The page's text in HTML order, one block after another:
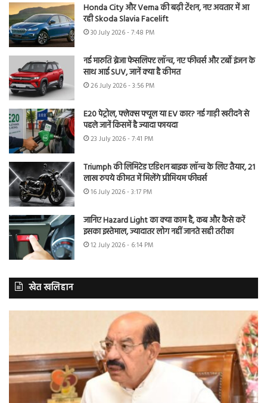
Honda City और Verna की बढ़ी टेंशन, नए अवतार में आ
रही Skoda Slavia Facelift
30 July 2026 - 7:48 PM
नई मारुति ब्रेजा फेसलिफ्ट लॉन्च, नए फीचर्स और टर्बो इंजन के
साथ आई SUV, जानें क्या है कीमत
26 July 2026 - 3:56 PM
E20 पेट्रोल, फ्लेक्स फ्यूल या EV कार? नई गाड़ी खरीदने से
पहले जानें किसमें है ज्यादा फायदा
23 July 2026 - 7:41 PM
Triumph की लिमिटेड एडिशन बाइक लॉन्च के लिए तैयार, 21
लाख रुपये कीमत में मिलेंगे प्रीमियम फीचर्स
16 July 2026 - 3:17 PM
जानिए Hazard Light का क्या काम है, कब और कैसे करें
इसका इस्तेमाल, ज्यादातर लोग नहीं जानते सही तरीका
12 July 2026 - 6:14 PM
खेत खलिहान